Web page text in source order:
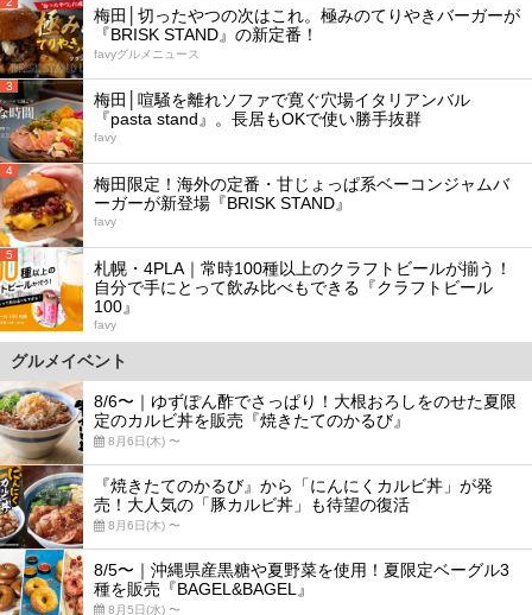
梅田│切ったやつの次はこれ。極みのてりやきバーガーが
『BRISK STAND』の新定番！
favyグルメニュース
3
梅田│喧騒を離れソファで寛ぐ穴場イタリアンバル
『pasta stand』。長居もOKで使い勝手抜群
favy
4
梅田限定！海外の定番・甘じょっぱ系ベーコンジャムバ
ーガーが新登場『BRISK STAND』
favy
5
札幌・4PLA｜常時100種以上のクラフトビールが揃う！
自分で手にとって飲み比べもできる『クラフトビール
100』
favy
グルメイベント
8/6〜｜ゆずぽん酢でさっぱり！大根おろしをのせた夏限
定のカルビ丼を販売『焼きたてのかるび』
8月6日(木) 〜
『焼きたてのかるび』から「にんにくカルビ丼」が発
売！大人気の「豚カルビ丼」も待望の復活
8月6日(木) 〜
8/5〜｜沖縄県産黒糖や夏野菜を使用！夏限定ベーグル3
種を販売『BAGEL&BAGEL』
8月5日(水) 〜